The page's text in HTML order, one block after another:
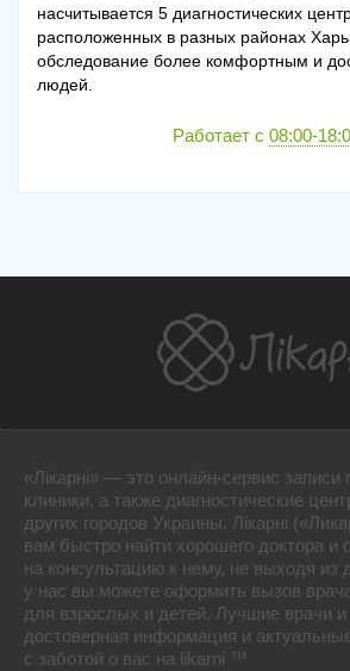
насчитывается 5 диагностических
расположенных в разных районах
обследование более комфортным и
людей.
Работает с 08:00-
«Лікарні» — это онлайн-сервис записи
клиники, а также диагностические
других городов Украины. Лікарні
вам быстро найти хорошего доктора и
на консультацию к нему, не выходя из
у нас вы можете оформить вызов
для взрослых и детей. Лучшие врачи и
достоверная информация и
с заботой о вас на likarni ™